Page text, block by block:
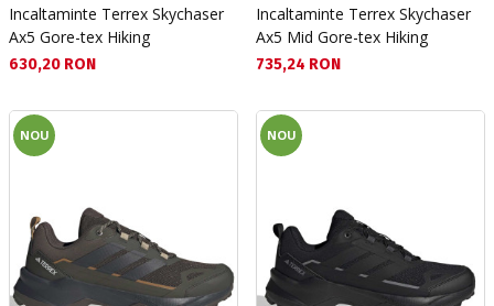
Incaltaminte Terrex Skychaser
Ax5 Gore-tex Hiking
Текуща цена:
630,20 RON
Incaltaminte Terrex Skychaser
Ax5 Mid Gore-tex Hiking
Текуща цена:
735,24 RON
NOU NOU